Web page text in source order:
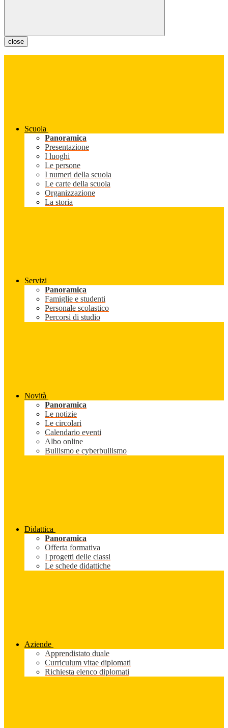
close
Scuola
Panoramica
Presentazione
I luoghi
Le persone
I numeri della scuola
Le carte della scuola
Organizzazione
La storia
Servizi
Panoramica
Famiglie e studenti
Personale scolastico
Percorsi di studio
Novità
Panoramica
Le notizie
Le circolari
Calendario eventi
Albo online
Bullismo e cyberbullismo
Didattica
Panoramica
Offerta formativa
I progetti delle classi
Le schede didattiche
Aziende
Apprendistato duale
Curriculum vitae diplomati
Richiesta elenco diplomati